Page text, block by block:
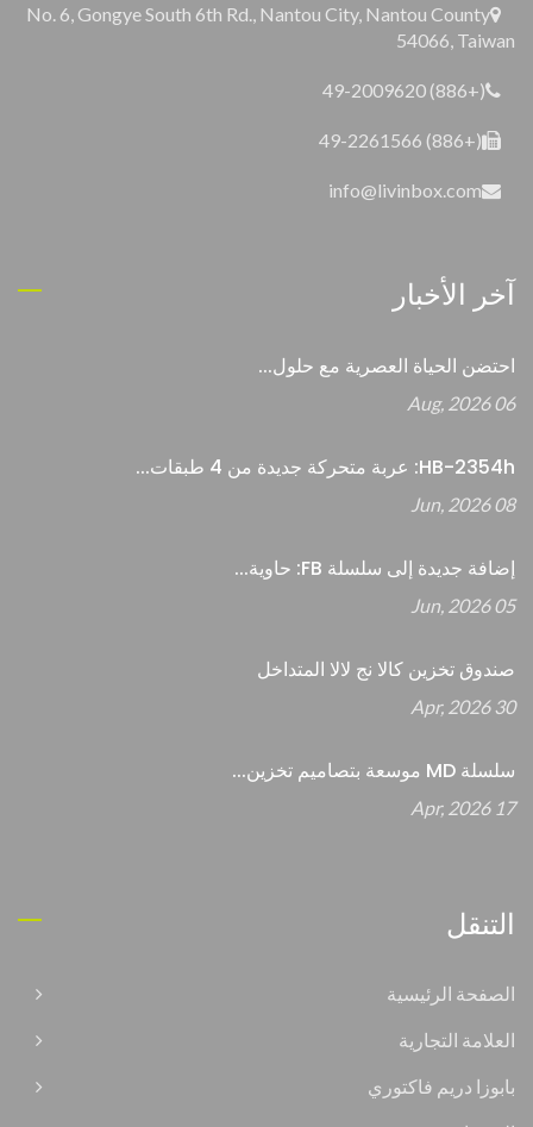
No. 6, Gongye South 6th Rd., Nantou City, Nantou County
54066, Taiwan
(+886) 49-2009620
(+886) 49-2261566
info@livinbox.com
آخر الأخبار
احتضن الحياة العصرية مع حلول...
06 Aug, 2026
HB-2354h: عربة متحركة جديدة من 4 طبقات...
08 Jun, 2026
إضافة جديدة إلى سلسلة FB: حاوية...
05 Jun, 2026
صندوق تخزين كالا نج لالا المتداخل
30 Apr, 2026
سلسلة MD موسعة بتصاميم تخزين...
17 Apr, 2026
التنقل
الصفحة الرئيسية
العلامة التجارية
بابوزا دريم فاكتوري